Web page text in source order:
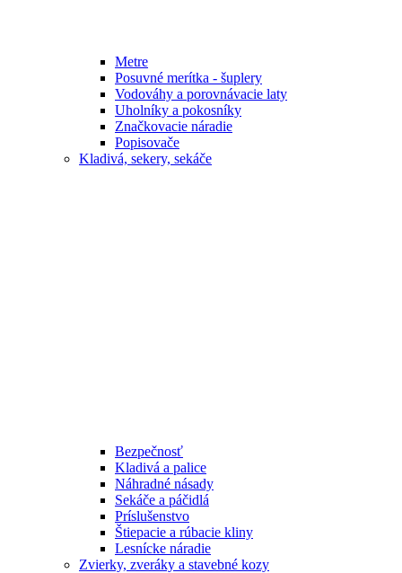
Metre
Posuvné merítka - šuplery
Vodováhy a porovnávacie laty
Uholníky a pokosníky
Značkovacie náradie
Popisovače
Kladivá, sekery, sekáče
Bezpečnosť
Kladivá a palice
Náhradné násady
Sekáče a páčidlá
Príslušenstvo
Štiepacie a rúbacie kliny
Lesnícke náradie
Zvierky, zveráky a stavebné kozy